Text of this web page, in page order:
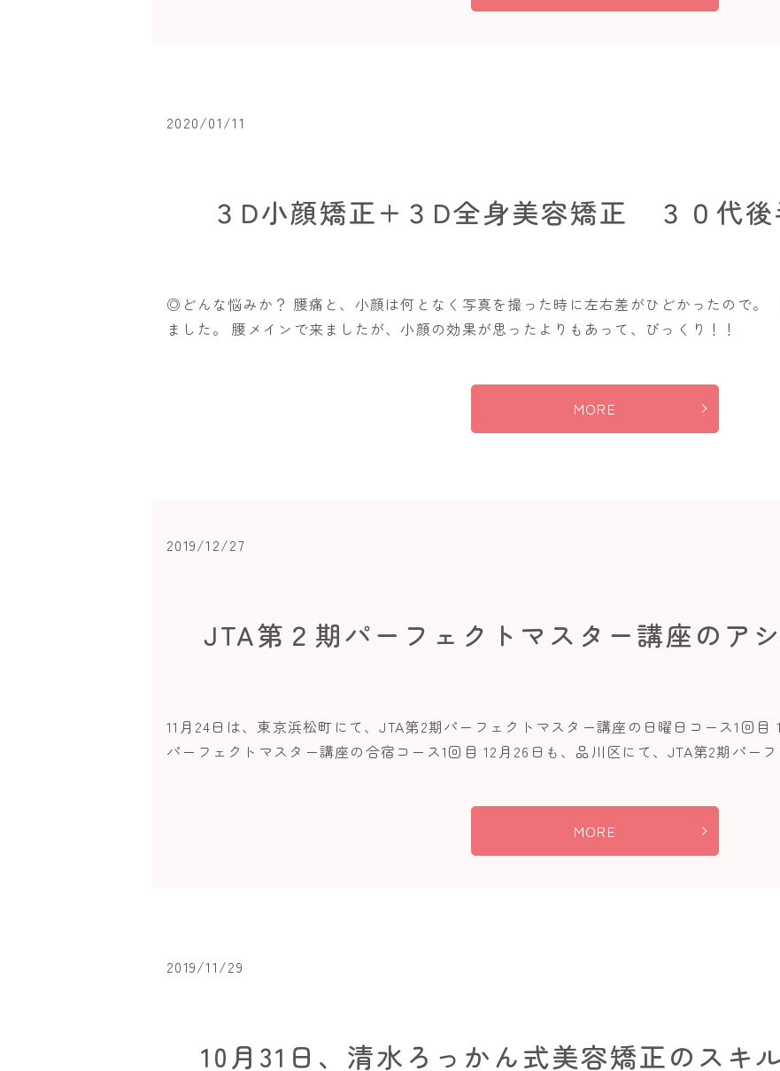
2020/01/11
３D小顔矯正+３D全身美容矯正 ３０代後
◎どんな悩みか？ 腰痛と、小顔は何となく写真を撮った時に左右差がひどかったので
ました。 腰メインで来ましたが、小顔の効果が思ったよりもあって、びっくり！！
MORE
2019/12/27
JTA第２期パーフェクトマスター講座のア
11月24日は、東京浜松町にて、JTA第2期パーフェクトマスター講座の日曜日コース1回目
パーフェクトマスター講座の合宿コース1回目 12月26日も、品川区にて、JTA第2期パー
MORE
2019/11/29
10月31日、清水ろっかん式美容矯正のスキ